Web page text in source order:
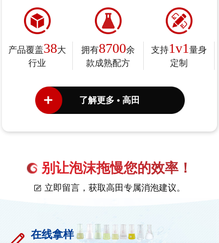
产品覆盖38大
行业
拥有8700余
款成熟配方
支持1v1 量身
定制
了解更多 • 高田
别让泡沫拖慢您的效率！
立即留言，获取高田专属消泡建议。
在线拿样